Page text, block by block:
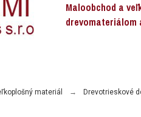
Maloobchod a
drevomateriálom
materiál Drevotrieskové